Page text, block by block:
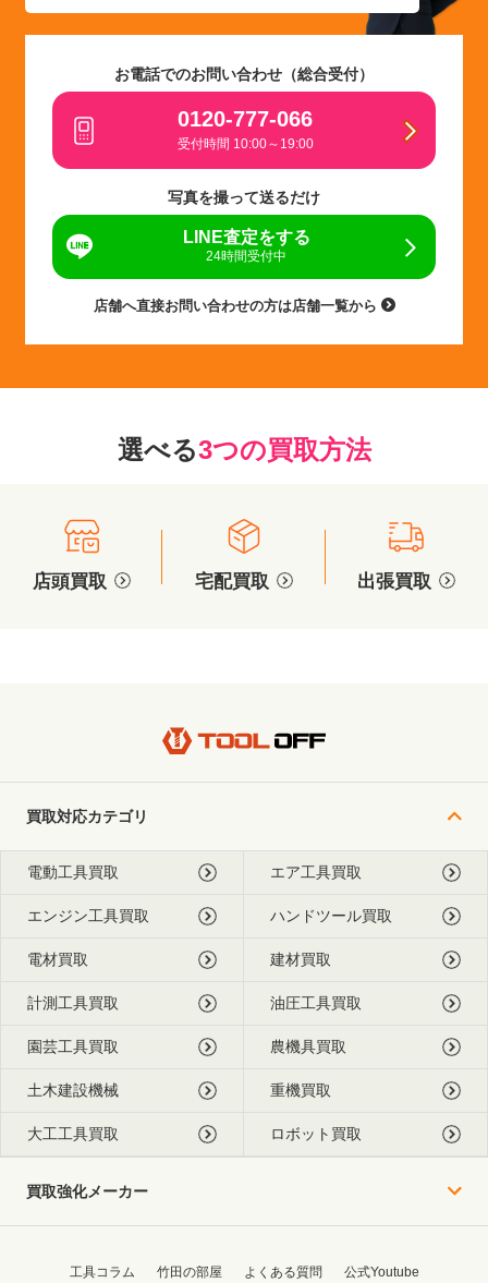
お電話でのお問い合わせ（総合受付）
0120-777-066
受付時間 10:00～19:00
写真を撮って送るだけ
LINE査定をする
24時間受付中
店舗へ直接お問い合わせの方は店舗一覧から
選べる3つの買取方法
店頭買取 宅配買取 出張買取
買取対応カテゴリ
電動工具買取 エア工具買取
エンジン工具買取 ハンドツール買取
電材買取 建材買取
計測工具買取 油圧工具買取
園芸工具買取 農機具買取
土木建設機械 重機買取
大工工具買取 ロボット買取
買取強化メーカー
工具コラム 竹田の部屋 よくある質問 公式Youtube